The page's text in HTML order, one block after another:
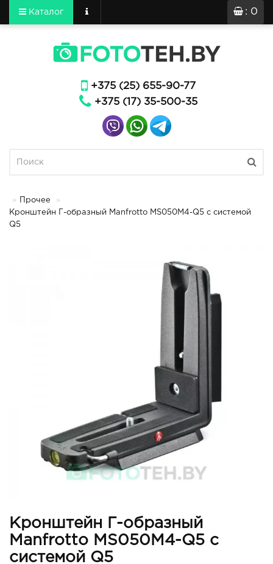
: 0
Каталог
+375 (25) 655-90-77
+375 (17) 35-500-35
Прочее
Кронштейн Г-образный Manfrotto MS050M4-Q5 с системой
Q5
Кронштейн Г-образный
Manfrotto MS050M4-Q5 с
системой Q5